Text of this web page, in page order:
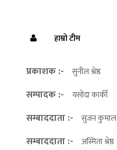
हाम्रो टीम
प्रकाशक :- सुनील श्रेष्ठ
सम्पादक :- यसोदा कार्की
सम्बाददाता :- सुजन कुमाल
सम्बाददाता :- अस्मिता श्रेष्ठ